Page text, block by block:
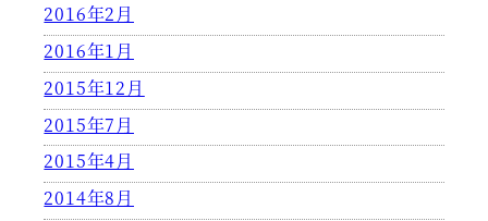
2016年2月
2016年1月
2015年12月
2015年7月
2015年4月
2014年8月